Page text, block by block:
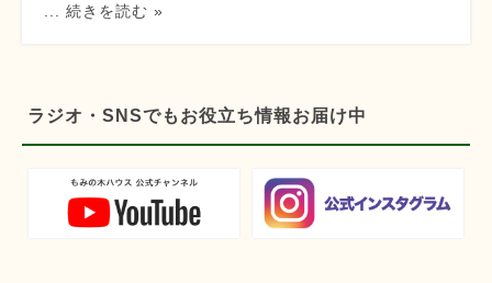
... 続きを読む »
ラジオ・SNSでもお役立ち情報お届け中